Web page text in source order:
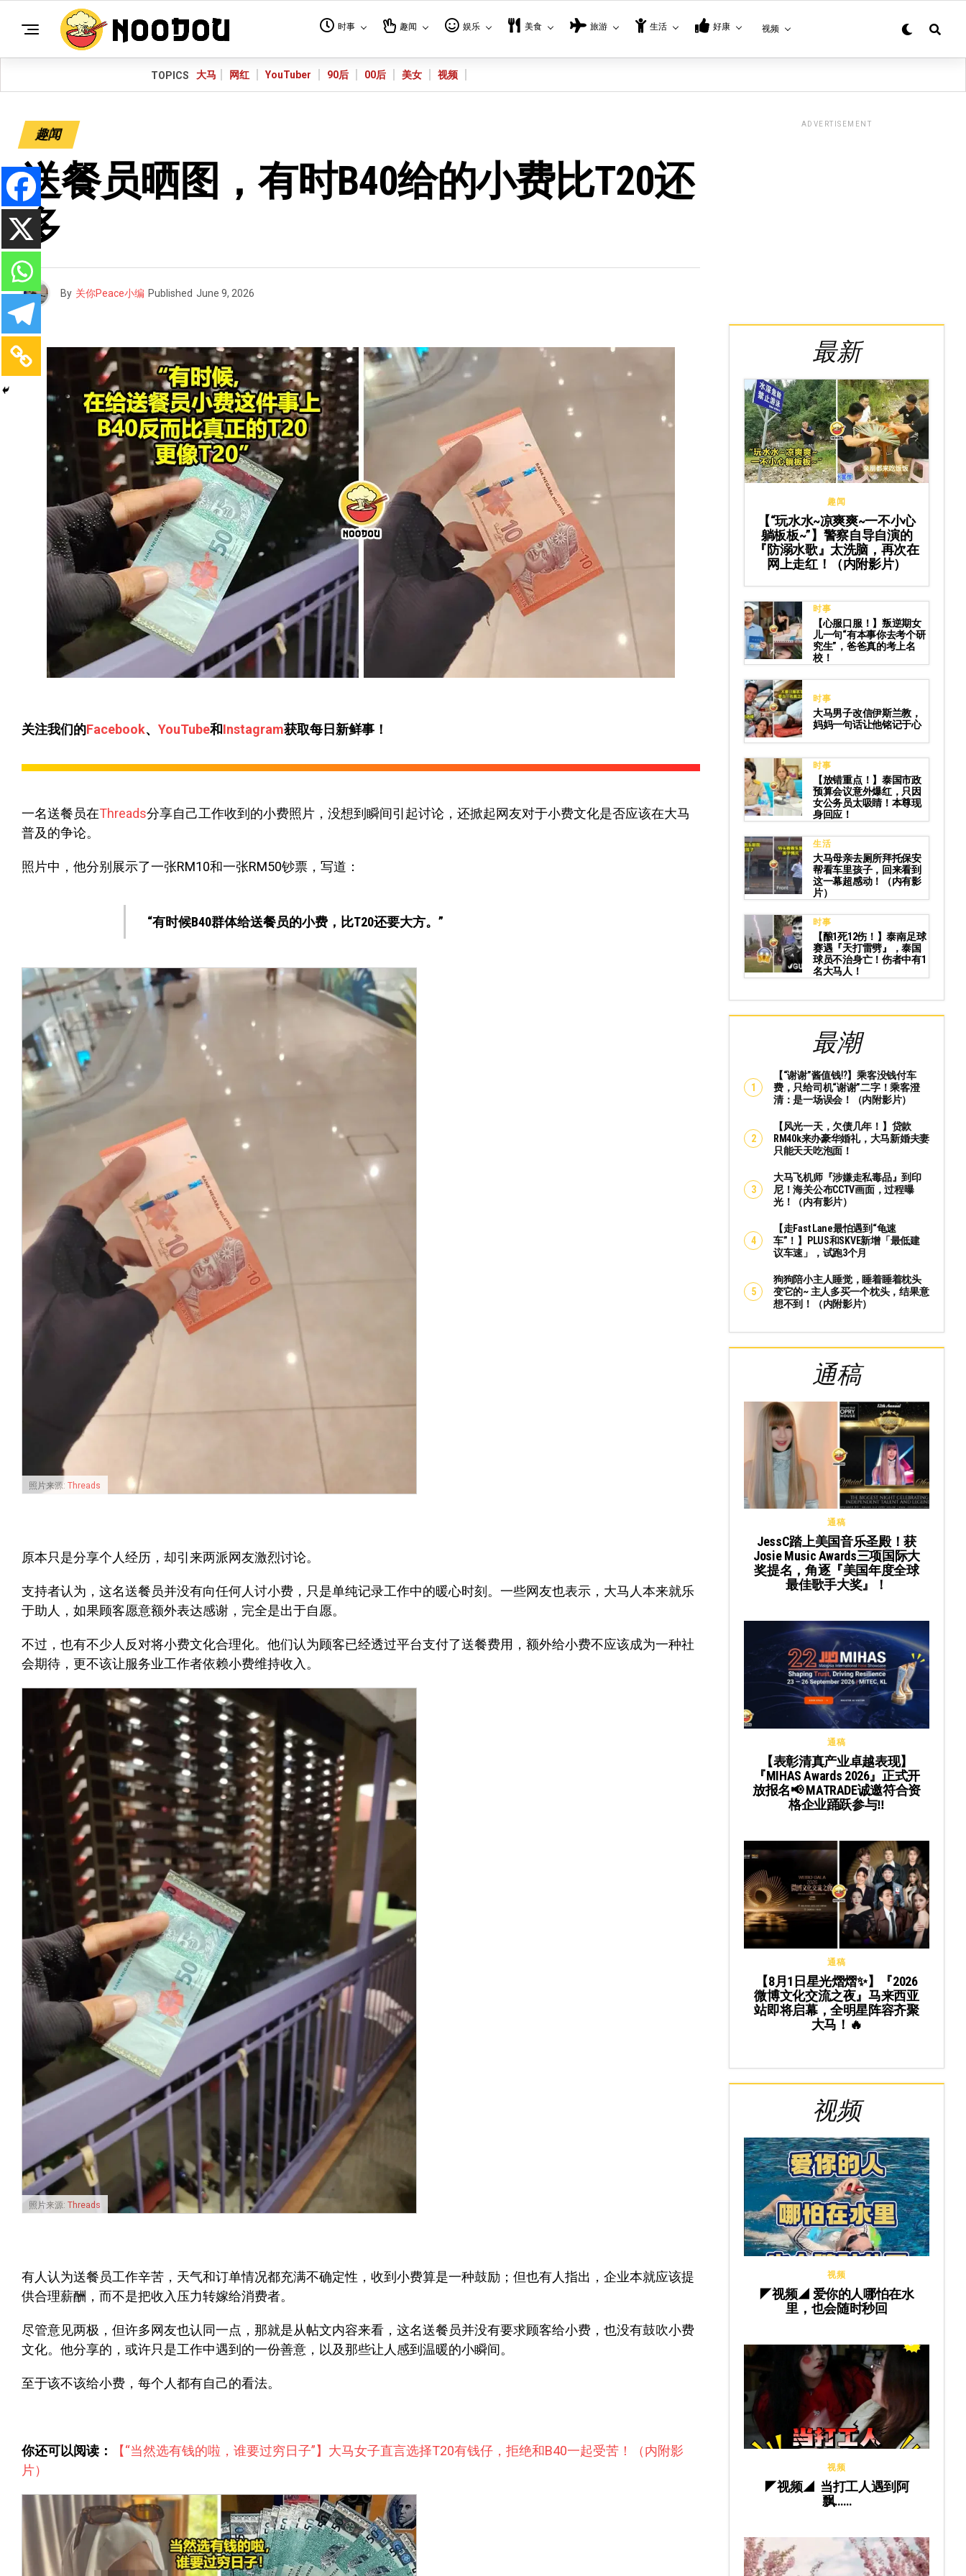
时事 趣闻 娱乐 美食 旅游 生活 好康 视频
TOPICS 大马 网红 YouTuber 90后 00后 美女 视频
趣闻
送餐员晒图，有时B40给的小费比T20还
多
By 关你Peace小编 Published June 9, 2026
关注我们的Facebook、 YouTube和Instagram获取每日新鲜事！
一名送餐员在Threads分享自己工作收到的小费照片，没想到瞬间引起讨论，还掀起网友对于小费文化是否应该在大马
普及的争论。
照片中，他分别展示了一张RM10和一张RM50钞票，写道：
“有时候B40群体给送餐员的小费，比T20还要大方。”
照片来源: Threads
原本只是分享个人经历，却引来两派网友激烈讨论。
支持者认为，这名送餐员并没有向任何人讨小费，只是单纯记录工作中的暖心时刻。一些网友也表示，大马人本来就乐
于助人，如果顾客愿意额外表达感谢，完全是出于自愿。
不过，也有不少人反对将小费文化合理化。他们认为顾客已经透过平台支付了送餐费用，额外给小费不应该成为一种社
会期待，更不该让服务业工作者依赖小费维持收入。
照片来源: Threads
有人认为送餐员工作辛苦，天气和订单情况都充满不确定性，收到小费算是一种鼓励；但也有人指出，企业本就应该提
供合理薪酬，而不是把收入压力转嫁给消费者。
尽管意见两极，但许多网友也认同一点，那就是从帖文内容来看，这名送餐员并没有要求顾客给小费，也没有鼓吹小费
文化。他分享的，或许只是工作中遇到的一份善意，以及那些让人感到温暖的小瞬间。
至于该不该给小费，每个人都有自己的看法。
你还可以阅读：
【“当然选有钱的啦，谁要过穷日子”】大马女子直言选择T20有钱仔，拒绝和B40一起受苦！（内附影
片）
ADVERTISEMENT
最新
趣闻
【“玩水水~凉爽爽~一不小心
躺板板~”】警察自导自演的
『防溺水歌』太洗脑，再次在
网上走红！（内附影片）
时事
【心服口服！】叛逆期女
儿一句“有本事你去考个研
究生”，爸爸真的考上名
校！
时事
大马男子改信伊斯兰教，
妈妈一句话让他铭记于心
时事
【放错重点！】泰国市政
预算会议意外爆红，只因
女公务员太吸睛！本尊现
身回应！
生活
大马母亲去厕所拜托保安
帮看车里孩子，回来看到
这一幕超感动！（内有影
片）
时事
【酿1死12伤！】泰南足球
赛遇『天打雷劈』，泰国
球员不治身亡！伤者中有1
名大马人！
最潮
【“谢谢”酱值钱⁉️】乘客没钱付车
费，只给司机“谢谢”二字！乘客澄
清：是一场误会！（内附影片）
【风光一天，欠债几年！】贷款
RM40k来办豪华婚礼，大马新婚夫妻
只能天天吃泡面！
大马飞机师『涉嫌走私毒品』到印
尼！海关公布CCTV画面，过程曝
光！（内有影片）
【走Fast Lane最怕遇到“龟速
车”！】PLUS和SKVE新增「最低建
议车速」，试跑3个月
狗狗陪小主人睡觉，睡着睡着枕头
变它的~ 主人多买一个枕头，结果意
想不到！（内附影片）
通稿
通稿
JessC踏上美国音乐圣殿！获
Josie Music Awards三项国际大
奖提名，角逐『美国年度全球
最佳歌手大奖』！
通稿
【表彰清真产业卓越表现】
『MIHAS Awards 2026』正式开
放报名📢 MATRADE诚邀符合资
格企业踊跃参与‼️
通稿
【8月1日星光熠熠✨】『2026
微博文化交流之夜』马来西亚
站即将启幕，全明星阵容齐聚
大马！🔥
视频
视频
◤视频◢ 爱你的人哪怕在水
里，也会随时秒回
视频
◤视频◢ 当打工人遇到阿
飘……